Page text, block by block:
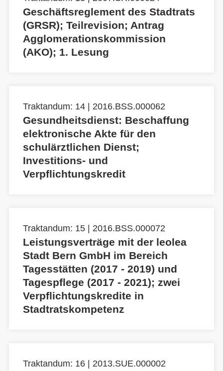
Geschäftsreglement des Stadtrats
(GRSR); Teilrevision; Antrag
Agglomerationskommission
(AKO); 1. Lesung
Traktandum: 14 | 2016.BSS.000062
Gesundheitsdienst: Beschaffung
elektronische Akte für den
schulärztlichen Dienst;
Investitions- und
Verpflichtungskredit
Traktandum: 15 | 2016.BSS.000072
Leistungsverträge mit der leolea
Stadt Bern GmbH im Bereich
Tagesstätten (2017 - 2019) und
Tagespflege (2017 - 2021); zwei
Verpflichtungskredite in
Stadtratskompetenz
Traktandum: 16 | 2013.SUE.000002